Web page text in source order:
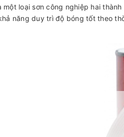
một loại sơn công nghiệp hai
năng duy trì độ bóng tốt theo